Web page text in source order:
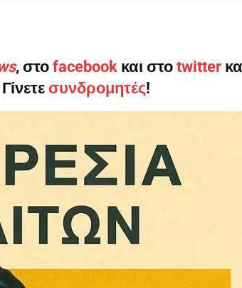
, στο facebook και στο twitter
συνδρομητές!